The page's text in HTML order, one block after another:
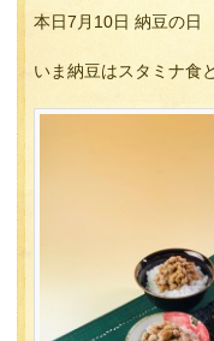
本日7月10日 納豆の日
いま納豆はスタミナ食